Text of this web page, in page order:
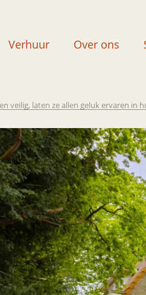
Verhuur Over ons
veilig, laten ze allen geluk ervaren in